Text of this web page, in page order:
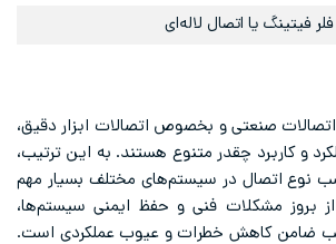
فلر فیتینگ یا اتصال لاله‌ای
صنعتی و بخصوص اتصالات ابزار دقیق،
و کاربرد چقدر متنوع هستند. به این ترتیب،
نوع اتصال در سیستم‌های مختلف بسیار مهم
بروز مشکلات فنی و حفظ ایمنی سیستم‌ها،
ضامن کاهش خطرات و عیوب عملکردی است.